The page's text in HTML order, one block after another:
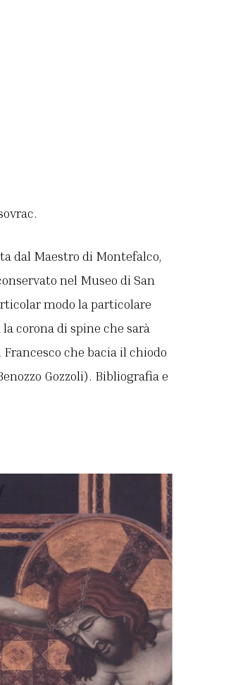
dal Maestro di Montefalco,
nel Museo di San
modo la particolare
corona di spine che sarà
che bacia il chiodo
Gozzoli). Bibliografia e